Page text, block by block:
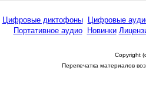
Цифровые диктофоны
Цифровые
Портативное аудио
Новинки
Copyright
Перепечатка материалов